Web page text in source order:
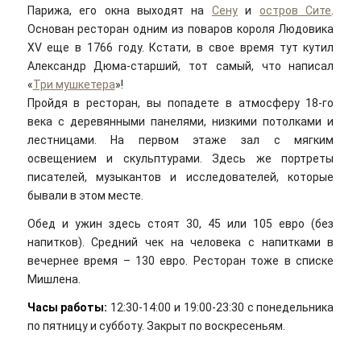
Парижа, его окна выходят на Сенуи остров Сите
Основан ресторан одним из поваров короля Людовика
XV еще в 1766 году. Кстати, в свое время тут кутил
Александр Дюма-старший, тот самый, что написал
«Три мушкетера»!
Пройдя в ресторан, вы попадете в атмосферу 18-го
века с деревянными панелями, низкими потолками и
лестницами. На первом этаже зал с мягким
освещением и скульптурами. Здесь же портреты
писателей, музыкантов и исследователей, которые
бывали в этом месте.
Обед и ужин здесь стоят 30, 45 или 105 евро (без
напитков). Средний чек на человека с напитками в
вечернее время – 130 евро. Ресторан тоже в списке
Мишлена.
Часы работы: 12:30-14:00 и 19:00-23:30 с понедельника
по пятницу и субботу. Закрыт по воскресеньям.